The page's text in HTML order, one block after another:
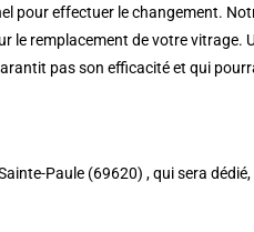
pour effectuer le changement.
le remplacement de votre vitrage.
pas son efficacité et qui
Paule (69620) , qui sera